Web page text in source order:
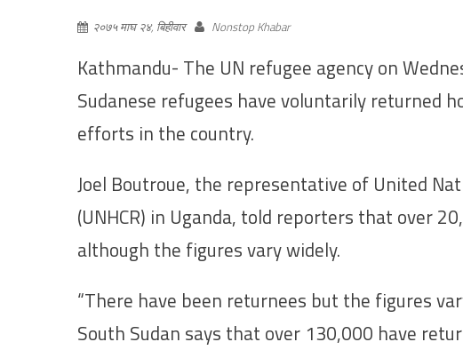
२०७५ माघ २४, बिहीवार Nonstop Khabar
Kathmandu- The UN refugee agency on
Sudanese refugees have voluntarily returned
efforts in the country.
Joel Boutroue, the representative of United
(UNHCR) in Uganda, told reporters that over
although the figures vary widely.
“There have been returnees but the figures
South Sudan says that over 130,000 have